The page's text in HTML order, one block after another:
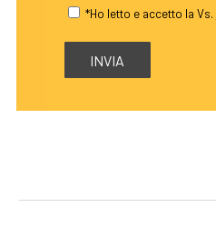
*Ho letto e accetto la Vs.